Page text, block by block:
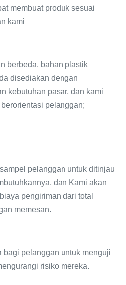
membuat produk sesuai
kami
berbeda, bahan plastik
disediakan dengan
kebutuhan pasar, dan kami
pelanggan;
pelanggan untuk ditinjau
dan Kami akan
pengiriman dari total
memesan.
bagi pelanggan untuk menguji
risiko mereka.